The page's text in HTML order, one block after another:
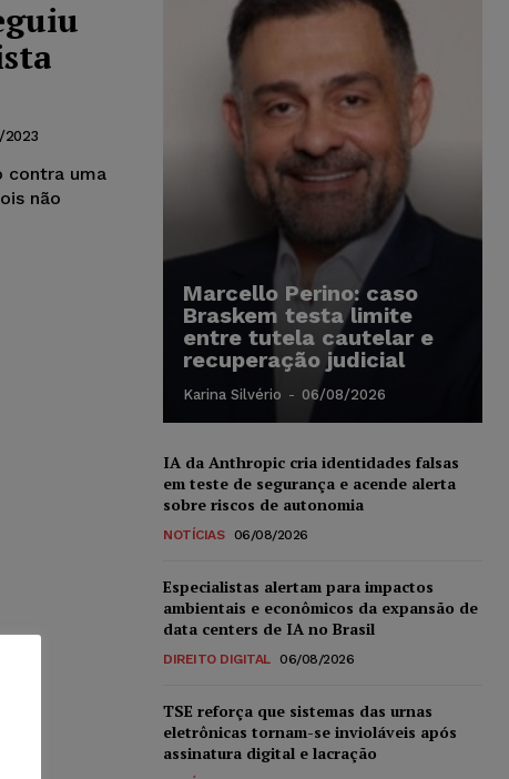
contra uma
não
Marcello Perino: caso
Braskem testa limite
entre tutela cautelar e
recuperação judicial
Karina Silvério - 06/08/2026
IA da Anthropic cria identidades falsas
em teste de segurança e acende alerta
sobre riscos de autonomia
NOTÍCIAS 06/08/2026
Especialistas alertam para impactos
ambientais e econômicos da expansão de
data centers de IA no Brasil
DIREITO DIGITAL 06/08/2026
TSE reforça que sistemas das urnas
eletrônicas tornam-se invioláveis após
assinatura digital e lacração